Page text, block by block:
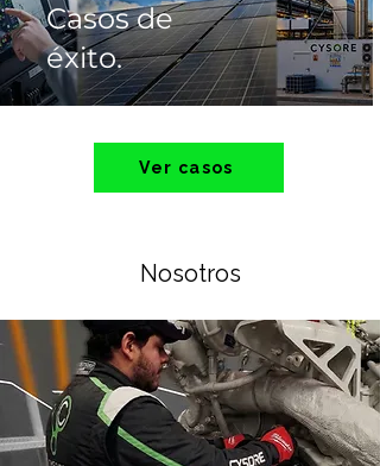
Casos de
éxito.
Ver casos
Nosotros